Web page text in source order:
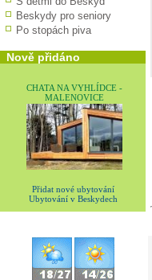
Beskydy pro seniory
Po stopách piva
Nově přidáno
CHATA NA VYHLÍDCE -
MALENOVICE
Přidat nové ubytování
Ubytování v Beskydech